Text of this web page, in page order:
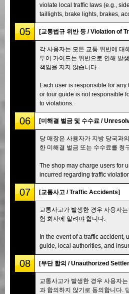
violate local traffic laws (e.g.,
taillights, brake lights, brakes,
05 [교통법규 위반 등 / Violation of
각 사용자는 모든 교통 위반에 대
투어 가이드는 위반으로 인해 발
책임을 지지 않습니다.
Each user is responsible for
or tour guide is not responsible
to violations.
06 [미해결 벌금 및 수수료 /
당 매장은 사용자가 지방 당국과
한 미해결 벌금 또는 수수료를 청
The shop may charge users for
incurred regarding traffic
07 [교통사고 / Traffic Accidents]
교통사고가 발생한 경우 사용자
험 회사에 알려야 합니다.
In the event of a traffic accident,
guide, local authorities, and
08 [무단 합의 / Unauthorized
교통사고가 발생한 경우 사용자
과 합의하지 않기로 동의합니다.